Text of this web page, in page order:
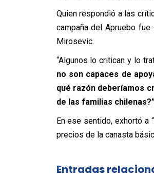
Quien respondió a las
campaña del Apruebo
Mirosevic.
“Algunos lo critican y lo
no son capaces de
qué razón deberíamos
de las familias
En ese sentido, exhortó a
precios de la canasta
Entradas